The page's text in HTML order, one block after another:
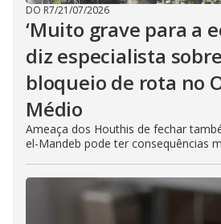
DO R7/21/07/2026
‘Muito grave para a
diz especialista
bloqueio de rota no
Médio
Ameaça dos Houthis de fechar
el-Mandeb pode ter consequências